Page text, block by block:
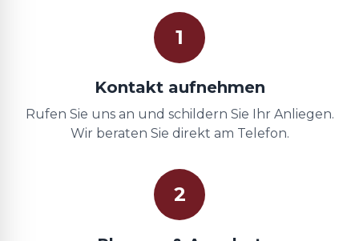
1
Kontakt aufnehmen
Rufen Sie uns an und schildern Sie Ihr Anliegen.
Wir beraten Sie direkt am Telefon.
2